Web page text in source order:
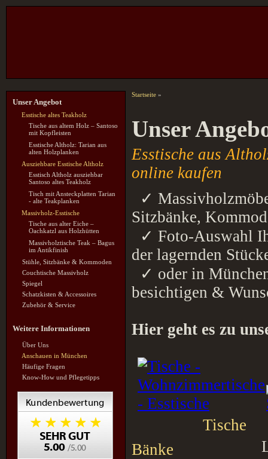
Unser Angebot
Esstische altes Teakholz
Tische aus altem Holz – Santoso
mit Kopfleisten
Esstische Altholz: Tarian aus
alten Holzplanken
Ausziehbare Esstische Altholz
Esstisch Altholz ausziehbar
Santoso altes Teakholz
Tisch mit Ansteckplatten Tarian
- alte Teakplanken
Massivholz-Esstische
Tische aus alter Eiche –
Oachkatzl aus Holzhütten
Massivholztische Teak – Bagus
im Antikfinish
Stühle, Sitzbänke & Kommoden
Couchtische Massivholz
Spiegel
Schatzkisten & Accessoires
Zubehör & Service
Weitere Informationen
Über Uns
Anschauen in München
Häufige Fragen
Know-How und Pflegetipps
Startseite »
Unser
Esstische aus
online kaufen
✓
Sitzbänke,
✓ Foto-Auswahl
der lagernden
✓ oder in
besichtigen &
Hier geht es zu
Tische
Bänke